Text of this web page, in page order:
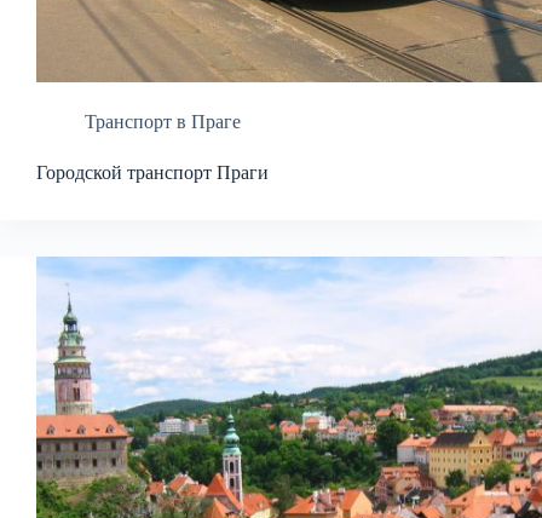
Транспорт в Праге
Городской транспорт Праги